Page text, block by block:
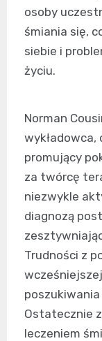
osoby
śmiania się,
siebie i
życiu.
Norman
wykładowca,
promujący
za twórcę
niezwykle
diagnozą
Trudności z
wcześniejszej
Ostatecznie
leczeniem